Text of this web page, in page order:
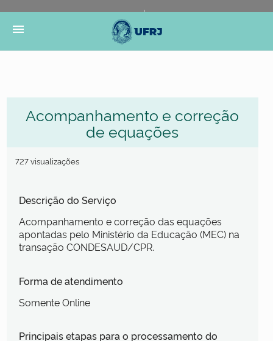
Portal do Governo Brasileiro
Governo
menu
Acompanhamento e correção
de equações
727 visualizações
Descrição do Serviço
Acompanhamento e correção das equações
apontadas pelo Ministério da Educação (MEC) na
transação CONDESAUD/CPR.
Forma de atendimento
Somente Online
Principais etapas para o processamento do